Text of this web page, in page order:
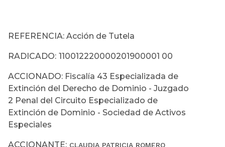
REFERENCIA: Acción de Tutela
RADICADO: 110012220000201900001 00
ACCIONADO: Fiscalía 43 Especializada de
Extinción del Derecho de Dominio - Juzgado
2 Penal del Circuito Especializado de
Extinción de Dominio - Sociedad de Activos
Especiales
ACCIONANTE: CLAUDIA PATRICIA ROMERO